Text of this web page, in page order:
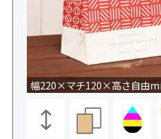
幅220×マチ120×高さ自由